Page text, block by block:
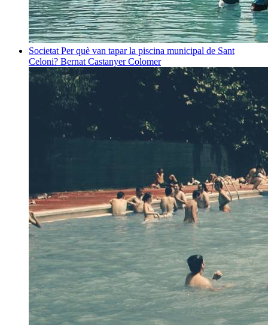
Societat Per què van tapar la piscina municipal de Sant
Celoni? Bernat Castanyer Colomer